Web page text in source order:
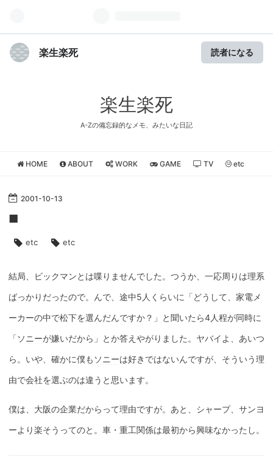
楽生楽死 読者になる
楽生楽死
A-Zの備忘録的なメモ、みたいな日記
HOME ABOUT WORK GAME TV etc
2001-10-13
■
etc etc
結局、ビックマンとは喋りませんでした。つうか、一応周りは理系
ばっかりだったので。んで、途中5人くらいに「どうして、家電メ
ーカーの中で松下を選んだんですか？」と聞いたら4人程が同時に
「 ソニーが嫌いだから」とか答えやがりました。ヤバイよ、あいつ
ら。いや、確かに僕も ソニーは好きではないんですが、そういう理
由で会社を選ぶのは違うと思います。
僕は、大阪の企業だからって理由ですが。あと、シャープ、サンヨ
ーより楽そうってのと。車・重工関係は最初から興味なかったし。